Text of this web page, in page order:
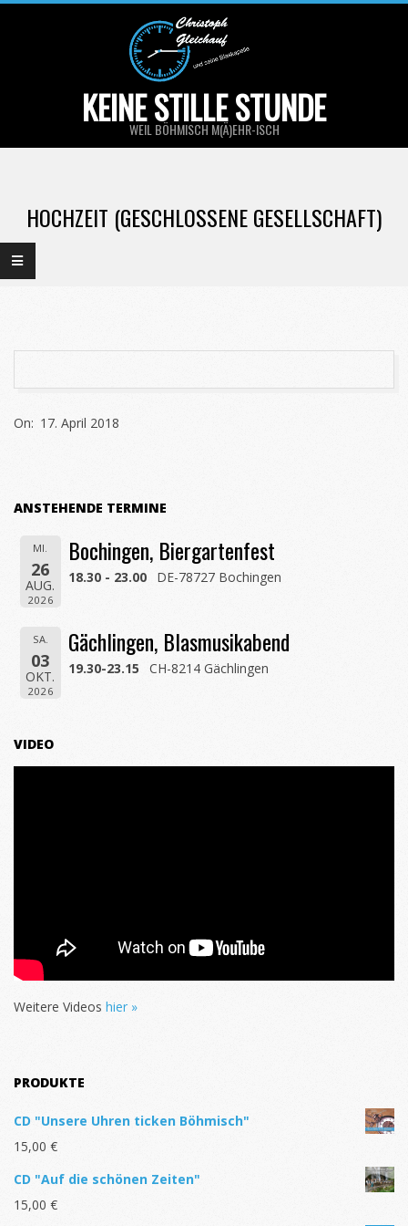
KEINE STILLE STUNDE
WEIL BÖHMISCH M(Ä)EHR-ISCH
Menu
HOCHZEIT (GESCHLOSSENE GESELLSCHAFT)
04-
On: 17. April 2018
ANSTEHENDE TERMINE
MI.
26
AUG.
2026
Bochingen, Biergartenfest
18.30 - 23.00 DE-78727 Bochingen
SA.
03
OKT.
2026
Gächlingen, Blasmusikabend
19.30-23.15 CH-8214 Gächlingen
VIDEO
Weitere Videos hier »
PRODUKTE
CD "Unsere Uhren ticken Böhmisch"
15,00 €
CD "Auf die schönen Zeiten"
15,00 €